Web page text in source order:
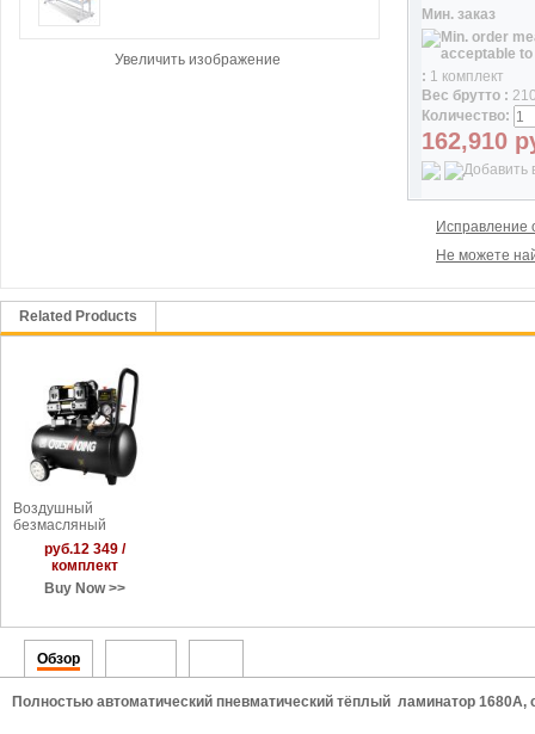
Увеличить изображение
Мин. заказ
: 1 комплект
Вес брутто :
Количество:
162,910
Исправление
Не можете
Related Products
Воздушный
безмасляный
компрессор (30л)
руб.12 349 /
комплект
Buy Now >>
Обзор
Полностью автоматический пневматический тёплый ламинатор 1680А,